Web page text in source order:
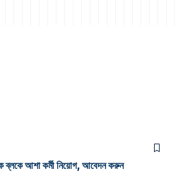
ব্লকে আশা কর্মী নিয়োগ, আবেদন করুন